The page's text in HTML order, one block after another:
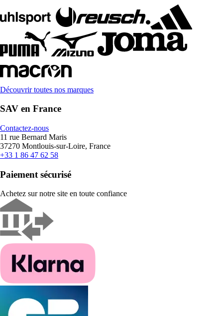
Découvrir toutes nos marques
SAV en France
Contactez-nous
11 rue Bernard Maris
37270 Montlouis-sur-Loire, France
+33 1 86 47 62 58
Paiement sécurisé
Achetez sur notre site en toute confiance